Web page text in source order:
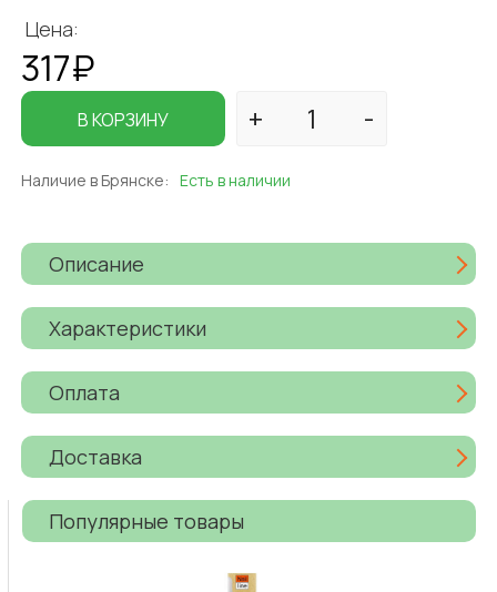
Цена:
317₽
В КОРЗИНУ
Наличие в Брянске: Есть в наличии
Описание
Характеристики
Оплата
Доставка
Популярные товары